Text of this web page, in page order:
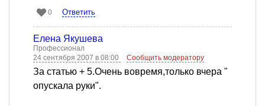
0 Ответить
Елена Якушева
Профессионал
24 сентября 2007 в 08:00
Сообщить модератору
За статью + 5.Очень вовремя,только вчера "
опускала руки".